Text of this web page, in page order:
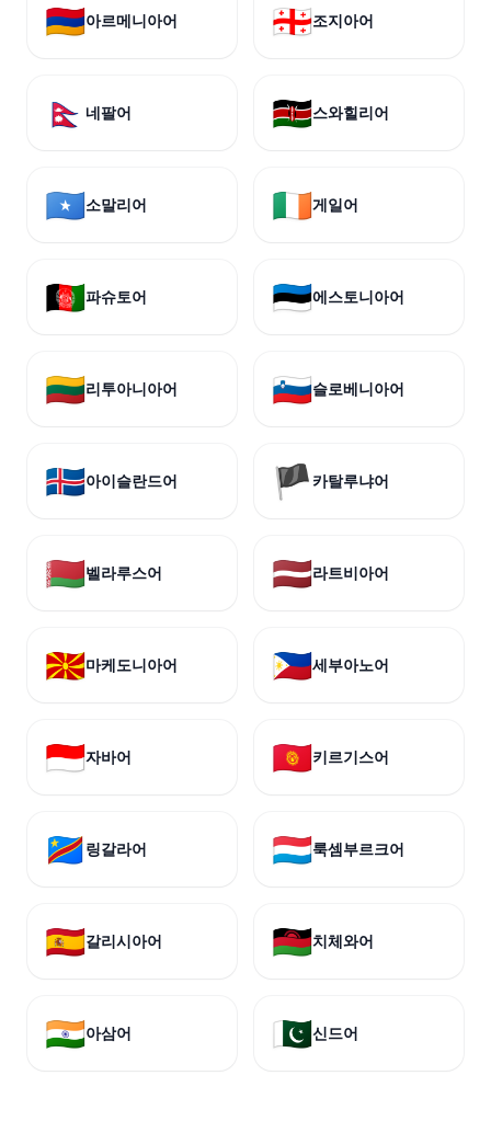
🇦🇲아르메니아어 🇬🇪조지아어
🇳🇵 네팔어 🇰🇪스와힐리어
🇸🇴소말리어 🇮🇪게일어
🇦🇫파슈토어 🇪🇪에스토니아어
🇱🇹리투아니아어 🇸🇮슬로베니아어
🇮🇸아이슬란드어 🏴 카탈루냐어
🇧🇾벨라루스어 🇱🇻라트비아어
🇲🇰마케도니아어 🇵🇭세부아노어
🇮🇩자바어 🇰🇬키르기스어
🇨🇩링갈라어 🇱🇺룩셈부르크어
🇪🇸갈리시아어 🇲🇼치체와어
🇮🇳아삼어 🇵🇰신드어